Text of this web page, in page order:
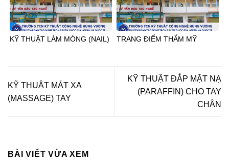
KỸ THUẬT LÀM MÓNG (NAIL) TRANG ĐIỂM THẨM MỸ
KỸ THUẬT MÁT XA
(MASSAGE) TAY
KỸ THUẬT ĐẮP MẶT NẠ
(PARAFFIN) CHO TAY
CHÂN
BÀI VIẾT VỪA XEM